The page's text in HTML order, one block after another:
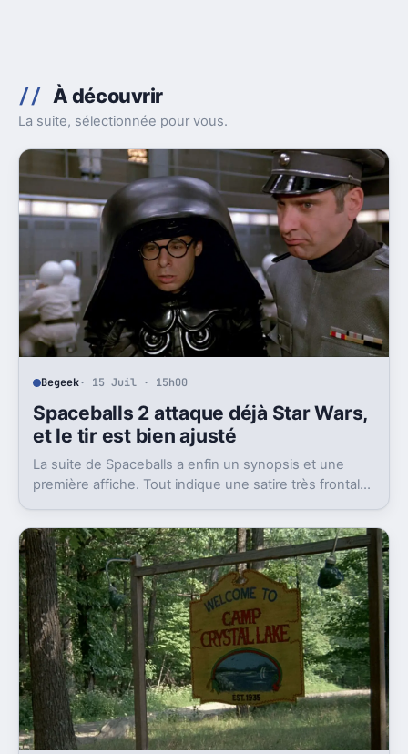
À découvrir
La suite, sélectionnée pour vous.
Begeek· 15 Juil · 15h00
Spaceballs 2 attaque déjà Star Wars,
et le tir est bien ajusté
La suite de Spaceballs a enfin un synopsis et une
première affiche. Tout indique une satire très frontale